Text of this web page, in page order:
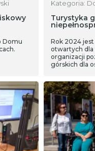
Domu
Kategoria:
Turystyka
Rok 2024
otwartych dla
organizacji
górskich dla